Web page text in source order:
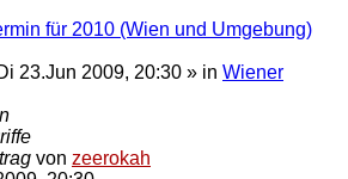
für 2010 (Wien und Umgebung)
23.Jun 2009, 20:30 » in Wiener
von zeerokah